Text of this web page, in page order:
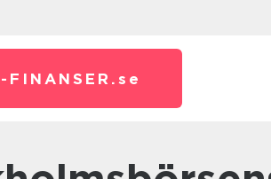
FINANSER. se